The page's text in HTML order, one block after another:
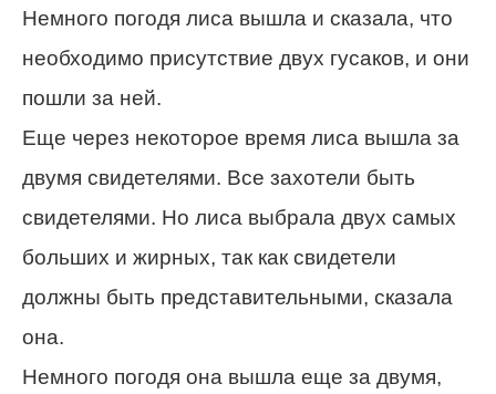
Немного погодя лиса вышла и сказала, что
необходимо присутствие двух гусаков, и они
пошли за ней.
Еще через некоторое время лиса вышла за
двумя свидетелями. Все захотели быть
свидетелями. Но лиса выбрала двух самых
больших и жирных, так как свидетели
должны быть представительными, сказала
она.
Немного погодя она вышла еще за двумя,